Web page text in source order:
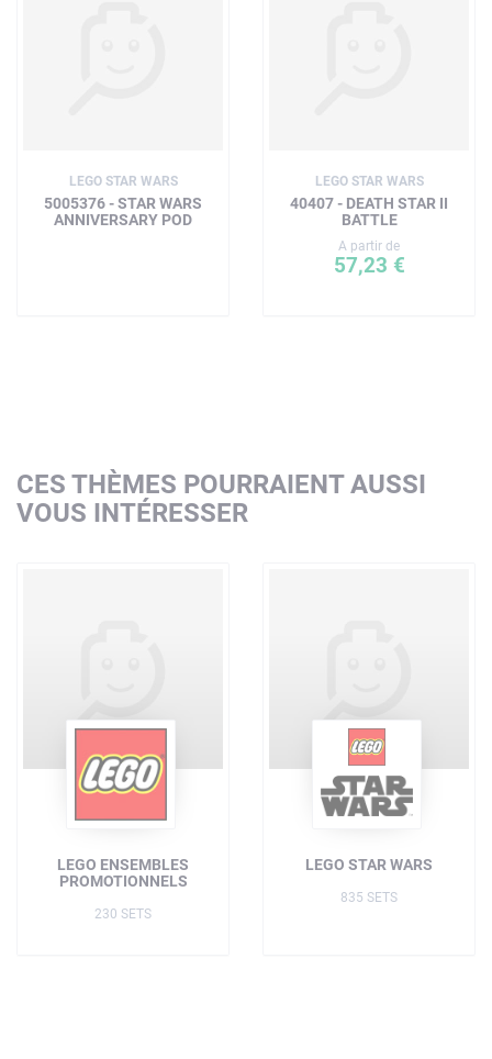
LEGO STAR WARS
5005376 - STAR WARS
ANNIVERSARY POD
LEGO STAR WARS
40407 - DEATH STAR II
BATTLE
A partir de
57,23 €
CES THÈMES POURRAIENT AUSSI
VOUS INTÉRESSER
LEGO ENSEMBLES
PROMOTIONNELS
230 SETS
LEGO STAR WARS
835 SETS